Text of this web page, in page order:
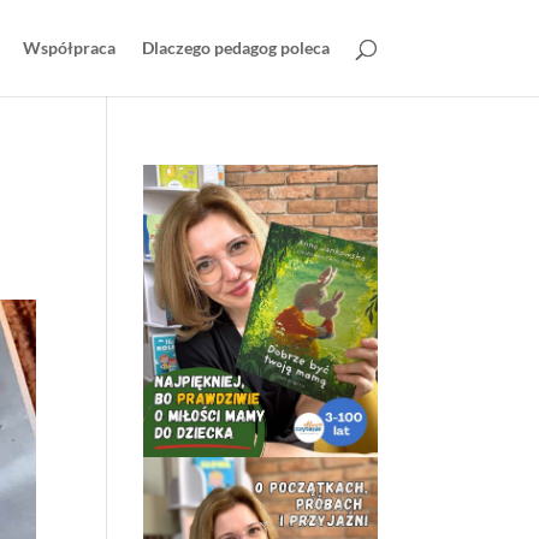
Współpraca Dlaczego pedagog poleca